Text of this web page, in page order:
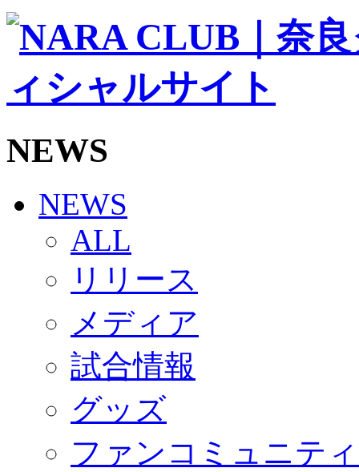
バモス
チアダンススクール
ボランティアチーム「volundeer」
ビクトリーロード
HOMEGAME
観戦ルール＆マナー
Jリーグ運営管理規定
写真・動画使用ガイドライン
SCHEDULE
2026/27
練習見学時のファンサービスについて
TICKET
奈良クラブ明治安田J3リーグ2026/27シーズン試
奈良クラブ明治安田Ｊ3リーグ 2026/27シーズン「
観戦ルール＆マナー
2026/27ファンコミュニティ
サポートショップ
GOODS
オフィシャルストア（実店舗）
オンラインストア
ACADEMY
アカデミーについて
コーチ&スタッフ
ジュニア
NEWS
NEWS
ALL
リリース
メディア
試合情報
グッズ
ファンコミュニティ